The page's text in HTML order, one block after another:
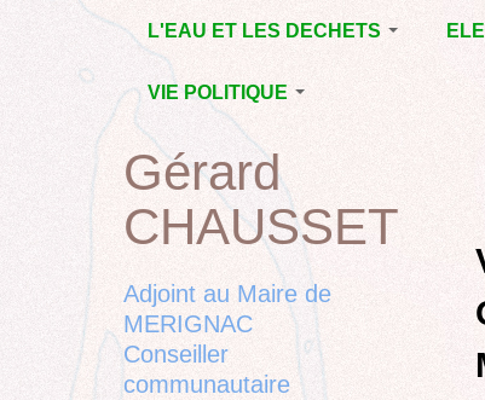
L'EAU ET LES DECHETS
ECONOMIE D’EAU,
SAGE, SÉCHERESSE
LA GESTION DES
DECHETS
CONTRAT DE L'EAU,
POLLUTIONS
VIE POLITIQUE
L’ACTION POLITIQUE À
MÉRIGNAC
BORDEAUX
METROPOLE
EMPLOI, SOLIDARITES
ELECTIONS,
RUBRIQUES
DIVERSES, PETITES
PHRASES..
to
Back
to
top
Gérard
CHAUSSET
Adjoint au Maire de
MERIGNAC
Conseiller
communautaire